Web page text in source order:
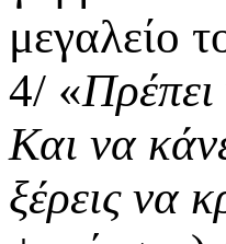
μεγαλείο
4/ «Πρέπει
Και να
ξέρεις να